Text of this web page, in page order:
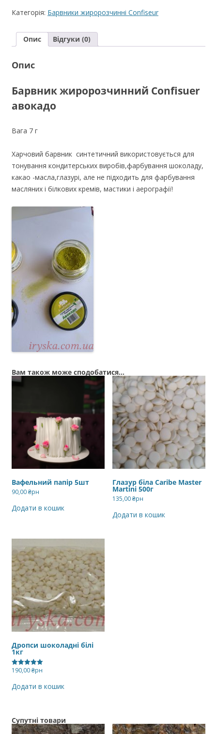
авокадо
Категорія: Барвники жиророзчинні Confiseur
Опис Відгуки (0)
Опис
Барвник жиророзчинний Confisuer
авокадо
Вага 7 г
Харчовий барвник синтетичний використовується для
тонування кондитерських виробів,фарбування шоколаду,
какао -масла,глазурі, але не підходить для фарбування
масляних і білкових кремів, мастики і аерографії!
Вам також може сподобатися…
Вафельний папір 5шт
90,00₴рн
Додати в кошик
Глазур біла Caribe Master
Martini 500г
135,00₴рн
Додати в кошик
Дропси шоколадні білі
1кг
Оцінено в
190,00₴рн
Додати в кошик
Супутні товари